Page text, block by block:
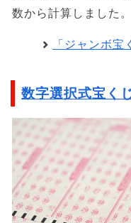
数から計算しました。
「ジャンボ
数字選択式宝く